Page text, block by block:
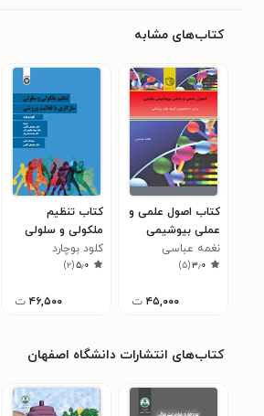
کتاب‌های مشابه
کتاب اصول علمی و
عملی بیوشیمی
بالینی
نغمه عباسی
۳٫۰(۵)
۴۵,۰۰۰ ت
کتاب تنظیم
ملکولی و سلولی
سازگاری با فعالیت
ورزشی
کلود بوچارد
۵٫۰(۲)
۴۶,۵۰۰ ت
کتاب‌های انتشارات دانشگاه اصفهان